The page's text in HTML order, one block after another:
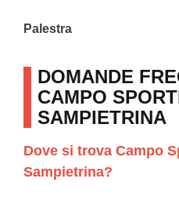
Palestra
DOMANDE
CAMPO
SAMPIETRINA
Dove si trova Campo
Sampietrina?